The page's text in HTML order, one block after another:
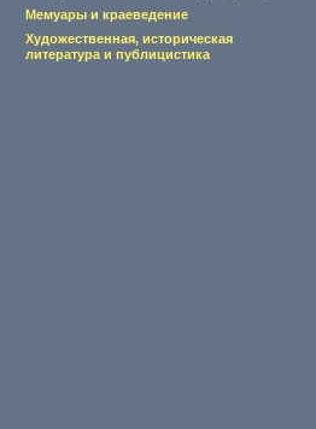
Мемуары и краеведение
Художественная, историческая
литература и публицистика